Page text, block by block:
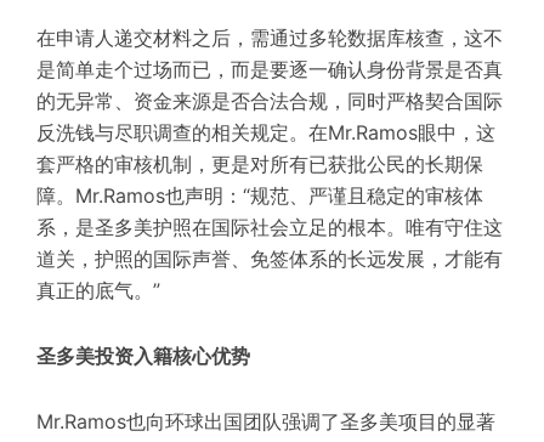
在申请人递交材料之后，需通过多轮数据库核查，这不
是简单走个过场而已，而是要逐一确认身份背景是否真
的无异常、资金来源是否合法合规，同时严格契合国际
反洗钱与尽职调查的相关规定。在Mr.Ramos眼中，这
套严格的审核机制，更是对所有已获批公民的长期保
障。 Mr.Ramos也声明 ： “规范、严谨且稳定的审核体
系，是圣多美护照在国际社会立足的根本。 唯有守住这
道关，护照的国际声誉、免签体系的长远发展，才能有
真正的底气。”
圣多美投资入籍核心优势
Mr.Ramos也向环球出国团队强调了圣多美项目 的显著